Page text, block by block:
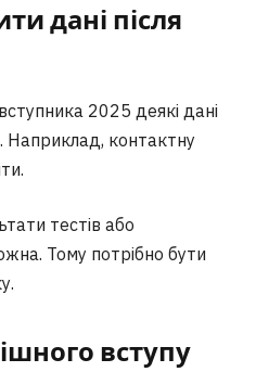
дані після
2025 деякі дані
Наприклад, контактну
тестів або
Тому потрібно бути
вступу